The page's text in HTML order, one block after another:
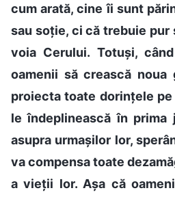
cum arată, cine îi sunt
sau soție, ci că trebuie pur
voia Cerului. Totuși,
oamenii să crească
proiecta toate dorințele
le îndeplinească în
asupra urmașilor lor,
va compensa toate
a vieții lor. Așa că